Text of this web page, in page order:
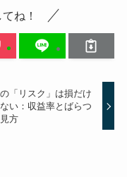
ね！
「リスク」は損だけ
い：収益率とばらつ
方